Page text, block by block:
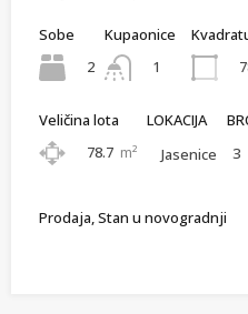
Sobe
2
Kupaonice
1
Veličina lota
78.7 m²
LOKACIJA
Jasenice
3
Prodaja, Stan u novogradnji